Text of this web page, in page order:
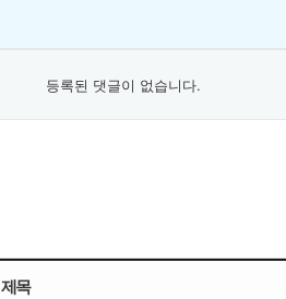
등록된 댓글이 없습니다.
제목